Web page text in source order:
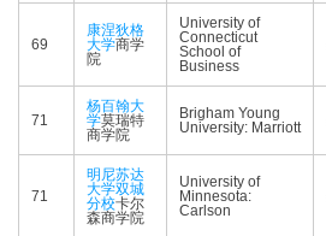
69
康涅狄格
大学商学
院
University of
Connecticut
School of
Business
71
杨百翰大
学莫瑞特
商学院
Brigham Young
University: Marriott
71
明尼苏达
大学双城
分校卡尔
森商学院
University of
Minnesota:
Carlson